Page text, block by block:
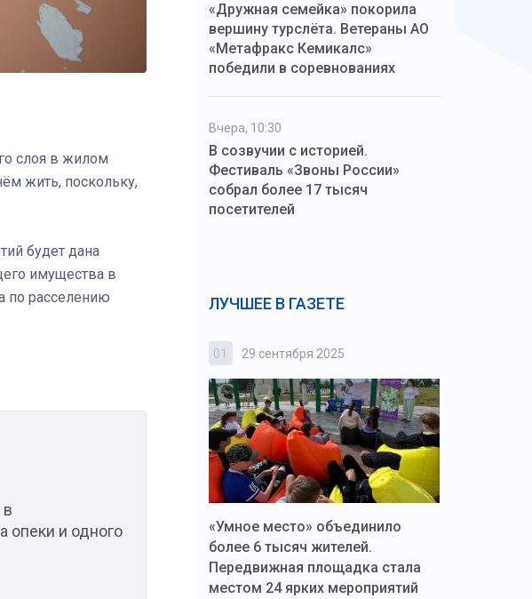
слоя в жилом
жить, поскольку,
будет дана
имущества в
по расселению
в
опеки и одного
«Дружная семейка» покорила
вершину турслёта. Ветераны АО
«Метафракс Кемикалс»
победили в соревнованиях
Вчера, 10:30
В созвучии с историей.
Фестиваль «Звоны России»
собрал более 17 тысяч
посетителей
ЛУЧШЕЕ В ГАЗЕТЕ
огня. Казак Алексей
01 29 сентября 2025
«Умное место» объединило
более 6 тысяч жителей.
Передвижная площадка стала
местом 24 ярких мероприятий